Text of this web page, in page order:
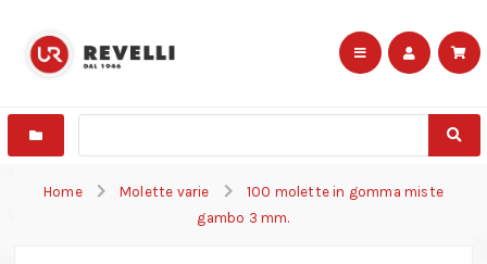
Home Molette varie
100 molette in gomma miste
gambo 3 mm.